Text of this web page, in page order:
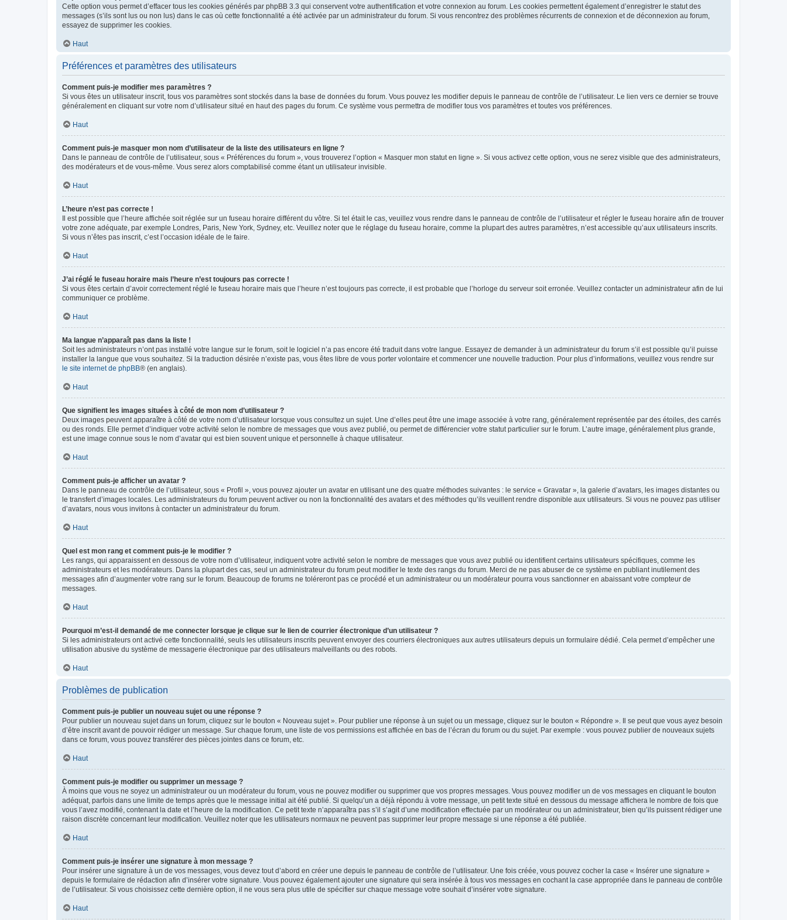
Cette option vous permet d’effacer tous les cookies générés par phpBB 3.3 qui conservent votre authentification et votre connexion au forum. Les cookies permettent également d’enregistrer le statut des
messages (s’ils sont lus ou non lus) dans le cas où cette fonctionnalité a été activée par un administrateur du forum. Si vous rencontrez des problèmes récurrents de connexion et de déconnexion au forum,
essayez de supprimer les cookies.
Haut
Préférences et paramètres des utilisateurs
Comment puis-je modifier mes paramètres ?
Si vous êtes un utilisateur inscrit, tous vos paramètres sont stockés dans la base de données du forum. Vous pouvez les modifier depuis le panneau de contrôle de l’utilisateur. Le lien vers ce dernier se trouve
généralement en cliquant sur votre nom d’utilisateur situé en haut des pages du forum. Ce système vous permettra de modifier tous vos paramètres et toutes vos préférences.
Haut
Comment puis-je masquer mon nom d’utilisateur de la liste des utilisateurs en ligne ?
Dans le panneau de contrôle de l’utilisateur, sous « Préférences du forum », vous trouverez l’option « Masquer mon statut en ligne ». Si vous activez cette option, vous ne serez visible que des administrateurs,
des modérateurs et de vous-même. Vous serez alors comptabilisé comme étant un utilisateur invisible.
Haut
L’heure n’est pas correcte !
Il est possible que l’heure affichée soit réglée sur un fuseau horaire différent du vôtre. Si tel était le cas, veuillez vous rendre dans le panneau de contrôle de l’utilisateur et régler le fuseau horaire afin de trouver
votre zone adéquate, par exemple Londres, Paris, New York, Sydney, etc. Veuillez noter que le réglage du fuseau horaire, comme la plupart des autres paramètres, n’est accessible qu’aux utilisateurs inscrits.
Si vous n’êtes pas inscrit, c’est l’occasion idéale de le faire.
Haut
J’ai réglé le fuseau horaire mais l’heure n’est toujours pas correcte !
Si vous êtes certain d’avoir correctement réglé le fuseau horaire mais que l’heure n’est toujours pas correcte, il est probable que l’horloge du serveur soit erronée. Veuillez contacter un administrateur afin de lui
communiquer ce problème.
Haut
Ma langue n’apparaît pas dans la liste !
Soit les administrateurs n’ont pas installé votre langue sur le forum, soit le logiciel n’a pas encore été traduit dans votre langue. Essayez de demander à un administrateur du forum s’il est possible qu’il puisse
installer la langue que vous souhaitez. Si la traduction désirée n’existe pas, vous êtes libre de vous porter volontaire et commencer une nouvelle traduction. Pour plus d’informations, veuillez vous rendre sur
le site internet de phpBB® (en anglais).
Haut
Que signifient les images situées à côté de mon nom d’utilisateur ?
Deux images peuvent apparaître à côté de votre nom d’utilisateur lorsque vous consultez un sujet. Une d’elles peut être une image associée à votre rang, généralement représentée par des étoiles, des carrés
ou des ronds. Elle permet d’indiquer votre activité selon le nombre de messages que vous avez publié, ou permet de différencier votre statut particulier sur le forum. L’autre image, généralement plus grande,
est une image connue sous le nom d’avatar qui est bien souvent unique et personnelle à chaque utilisateur.
Haut
Comment puis-je afficher un avatar ?
Dans le panneau de contrôle de l’utilisateur, sous « Profil », vous pouvez ajouter un avatar en utilisant une des quatre méthodes suivantes : le service « Gravatar », la galerie d’avatars, les images distantes ou
le transfert d’images locales. Les administrateurs du forum peuvent activer ou non la fonctionnalité des avatars et des méthodes qu’ils veuillent rendre disponible aux utilisateurs. Si vous ne pouvez pas utiliser
d’avatars, nous vous invitons à contacter un administrateur du forum.
Haut
Quel est mon rang et comment puis-je le modifier ?
Les rangs, qui apparaissent en dessous de votre nom d’utilisateur, indiquent votre activité selon le nombre de messages que vous avez publié ou identifient certains utilisateurs spécifiques, comme les
administrateurs et les modérateurs. Dans la plupart des cas, seul un administrateur du forum peut modifier le texte des rangs du forum. Merci de ne pas abuser de ce système en publiant inutilement des
messages afin d’augmenter votre rang sur le forum. Beaucoup de forums ne toléreront pas ce procédé et un administrateur ou un modérateur pourra vous sanctionner en abaissant votre compteur de
messages.
Haut
Pourquoi m’est-il demandé de me connecter lorsque je clique sur le lien de courrier électronique d’un utilisateur ?
Si les administrateurs ont activé cette fonctionnalité, seuls les utilisateurs inscrits peuvent envoyer des courriers électroniques aux autres utilisateurs depuis un formulaire dédié. Cela permet d’empêcher une
utilisation abusive du système de messagerie électronique par des utilisateurs malveillants ou des robots.
Haut
Problèmes de publication
Comment puis-je publier un nouveau sujet ou une réponse ?
Pour publier un nouveau sujet dans un forum, cliquez sur le bouton « Nouveau sujet ». Pour publier une réponse à un sujet ou un message, cliquez sur le bouton « Répondre ». Il se peut que vous ayez besoin
d’être inscrit avant de pouvoir rédiger un message. Sur chaque forum, une liste de vos permissions est affichée en bas de l’écran du forum ou du sujet. Par exemple : vous pouvez publier de nouveaux sujets
dans ce forum, vous pouvez transférer des pièces jointes dans ce forum, etc.
Haut
Comment puis-je modifier ou supprimer un message ?
À moins que vous ne soyez un administrateur ou un modérateur du forum, vous ne pouvez modifier ou supprimer que vos propres messages. Vous pouvez modifier un de vos messages en cliquant le bouton
adéquat, parfois dans une limite de temps après que le message initial ait été publié. Si quelqu’un a déjà répondu à votre message, un petit texte situé en dessous du message affichera le nombre de fois que
vous l’avez modifié, contenant la date et l’heure de la modification. Ce petit texte n’apparaîtra pas s’il s’agit d’une modification effectuée par un modérateur ou un administrateur, bien qu’ils puissent rédiger une
raison discrète concernant leur modification. Veuillez noter que les utilisateurs normaux ne peuvent pas supprimer leur propre message si une réponse a été publiée.
Haut
Comment puis-je insérer une signature à mon message ?
Pour insérer une signature à un de vos messages, vous devez tout d’abord en créer une depuis le panneau de contrôle de l’utilisateur. Une fois créée, vous pouvez cocher la case « Insérer une signature »
depuis le formulaire de rédaction afin d’insérer votre signature. Vous pouvez également ajouter une signature qui sera insérée à tous vos messages en cochant la case appropriée dans le panneau de contrôle
de l’utilisateur. Si vous choisissez cette dernière option, il ne vous sera plus utile de spécifier sur chaque message votre souhait d’insérer votre signature.
Haut